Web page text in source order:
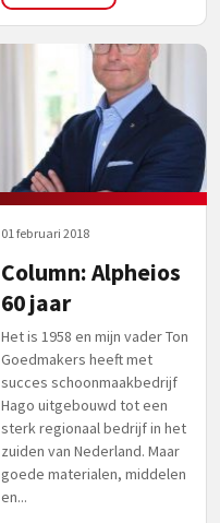
01 februari 2018
Column: Alpheios
60 jaar
Het is 1958 en mijn vader Ton
Goedmakers heeft met
succes schoonmaakbedrijf
Hago uitgebouwd tot een
sterk regionaal bedrijf in het
zuiden van Nederland. Maar
goede materialen, middelen
en...